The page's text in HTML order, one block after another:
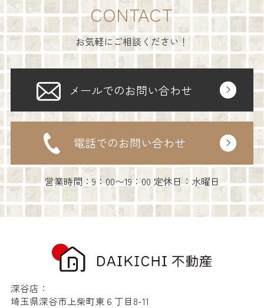
CONTACT
お気軽にご相談ください！
メールでのお問い合わせ
電話でのお問い合わせ
営業時間：9：00〜19：00 定休日：水曜日
深谷店：
埼玉県深谷市上柴町東６丁目8-11